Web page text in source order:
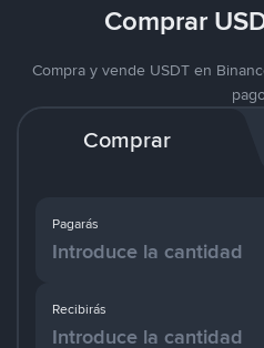
Comprar
Compra y vende USDT en
Comprar
Pagarás
Recibirás